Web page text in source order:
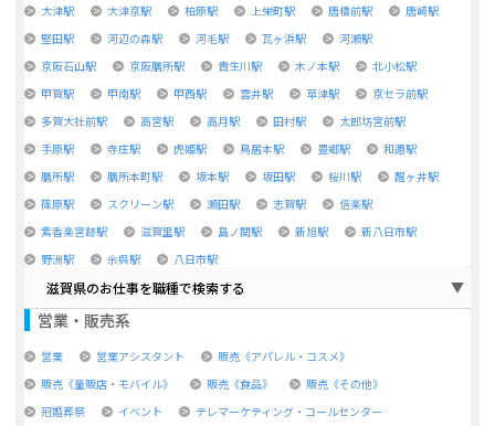
大津駅
大津京駅 柏原駅 上栄町駅 唐橋前駅
唐崎駅
堅田駅
河辺の森駅 河毛駅 瓦ヶ浜駅
河瀬駅
京阪石山駅
京阪膳所駅 貴生川駅 木ノ本駅
北小松駅
甲賀駅
甲南駅 甲西駅 雲井駅 草津駅
京セラ前駅
多賀大社前駅
高宮駅 高月駅 田村駅
太郎坊宮前駅
手原駅
寺庄駅 虎姫駅 鳥居本駅 豊郷駅
和邇駅
膳所駅
膳所本町駅 坂本駅 坂田駅 桜川駅
醒ヶ井駅
篠原駅
スクリーン駅 瀬田駅 志賀駅
信楽駅
紫香楽宮跡駅
滋賀里駅 島ノ関駅 新旭駅
新八日市駅
野洲駅
余呉駅 八日市駅
滋賀県のお仕事を職種で検索する
営業・販売系
営業 営業アシスタント
販売《アパレル・コスメ》
販売《量販店・モバイル》
販売《食品》
販売《その他》
冠婚葬祭
イベント
テレマーケティング・コールセンター